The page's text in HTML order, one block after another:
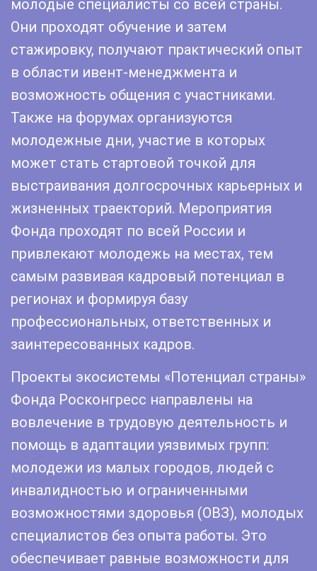
молодые специалисты со всей страны.
Они проходят обучение и затем
стажировку, получают практический опыт
в области ивент-менеджмента и
возможность общения с участниками.
Также на форумах организуются
молодежные дни, участие в которых
может стать стартовой точкой для
выстраивания долгосрочных карьерных и
жизненных траекторий. Мероприятия
Фонда проходят по всей России и
привлекают молодежь на местах, тем
самым развивая кадровый потенциал в
регионах и формируя базу
профессиональных, ответственных и
заинтересованных кадров.
Проекты экосистемы «Потенциал страны»
Фонда Росконгресс направлены на
вовлечение в трудовую деятельность и
помощь в адаптации уязвимых групп:
молодежи из малых городов, людей с
инвалидностью и ограниченными
возможностями здоровья (ОВЗ), молодых
специалистов без опыта работы. Это
обеспечивает равные возможности для